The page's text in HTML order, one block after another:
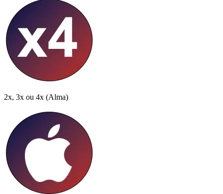
2x, 3x ou 4x (Alma)